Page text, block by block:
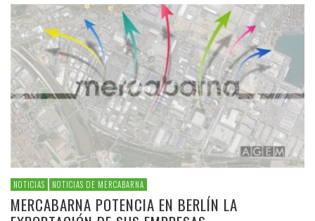
NOTICIAS NOTICIAS DE MERCABARNA
MERCABARNA POTENCIA EN BERLÍN LA